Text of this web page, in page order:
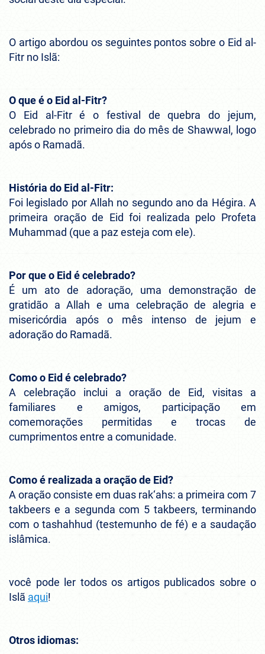
O artigo abordou os seguintes pontos sobre o Eid al-
Fitr no Islã:
O que é o Eid al-Fitr?
O Eid al-Fitr é o festival de quebra do jejum,
celebrado no primeiro dia do mês de Shawwal, logo
após o Ramadã.
História do Eid al-Fitr:
Foi legislado por Allah no segundo ano da Hégira. A
primeira oração de Eid foi realizada pelo Profeta
Muhammad (que a paz esteja com ele).
Por que o Eid é celebrado?
É um ato de adoração, uma demonstração de
gratidão a Allah e uma celebração de alegria e
misericórdia após o mês intenso de jejum e
adoração do Ramadã.
Como o Eid é celebrado?
A celebração inclui a oração de Eid, visitas a
familiares e amigos, participação em
comemorações permitidas e trocas de
cumprimentos entre a comunidade.
Como é realizada a oração de Eid?
A oração consiste em duas rak‘ahs: a primeira com 7
takbeers e a segunda com 5 takbeers, terminando
com o tashahhud (testemunho de fé) e a saudação
islâmica.
você pode ler todos os artigos publicados sobre o
Islã aqui!
Otros idiomas: